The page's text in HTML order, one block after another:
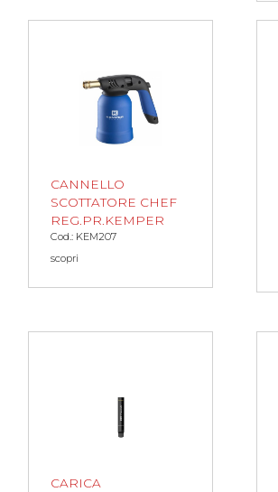
CANNELLO
SCOTTATORE CHEF
REG.PR.KEMPER
Cod.: KEM207
scopri
CARICA